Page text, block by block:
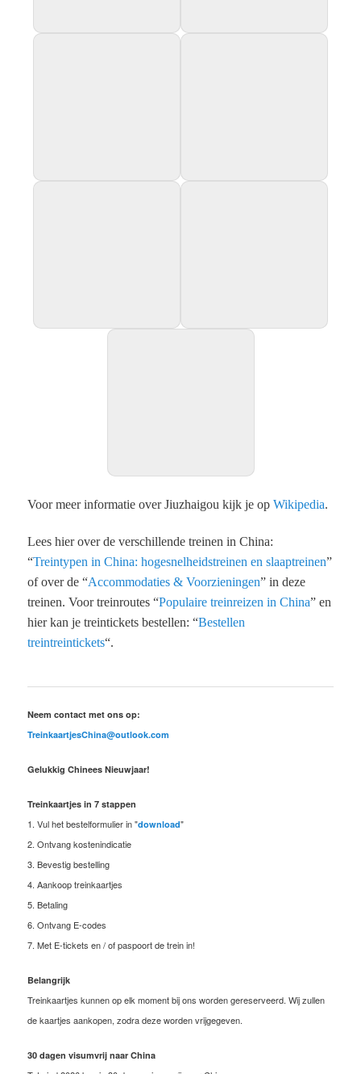
Voor meer informatie over Jiuzhaigou kijk je opWikipedia.
Lees hier over de verschillende treinen in China:
“Treintypen in China: hogesnelheidstreinen en slaaptreinen”
of over de “Accommodaties & Voorzieningen” in deze
treinen. Voor treinroutes “Populaire treinreizen in China” en
hier kan je treintickets bestellen: “Bestellen
treintreintickets“.
Neem contact met ons op:
TreinkaartjesChina@outlook.com
Gelukkig Chinees Nieuwjaar!
Treinkaartjes in 7 stappen
1. Vul het bestelformulier in "download"
2. Ontvang kostenindicatie
3. Bevestig bestelling
4. Aankoop treinkaartjes
5. Betaling
6. Ontvang E-codes
7. Met E-tickets en / of paspoort de trein in!
Belangrijk
Treinkaartjes kunnen op elk moment bij ons worden gereserveerd. Wij zullen
de kaartjes aankopen, zodra deze worden vrijgegeven.
30 dagen visumvrij naar China